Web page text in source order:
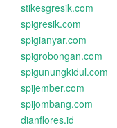
stikesgresik.com
spigresik.com
spigianyar.com
spigrobongan.com
spigunungkidul.com
spijember.com
spijombang.com
dianflores.id